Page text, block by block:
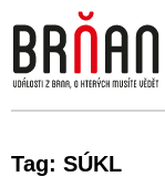
Tag: SÚKL